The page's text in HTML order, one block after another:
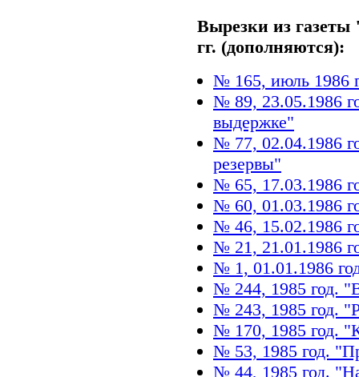
Вырезки из газеты
гг. (дополняются):
№ 165, июль 1986
№ 89, 23.05.1986
выдержке"
№ 77, 02.04.1986
резервы"
№ 65, 17.03.1986
№ 60, 01.03.1986
№ 46, 15.02.1986
№ 21, 21.01.1986
№ 1, 01.01.1986
№ 244, 1985 год.
№ 243, 1985 год.
№ 170, 1985 год.
№ 53, 1985 год.
№ 44, 1985 год.